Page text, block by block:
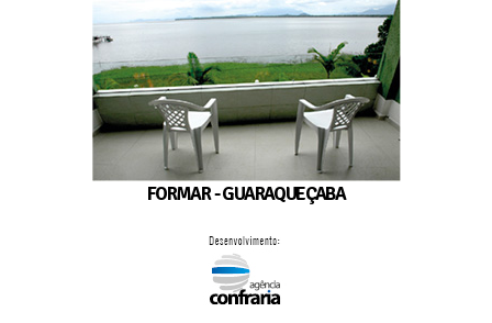
FORMAR - GUARAQUEÇABA